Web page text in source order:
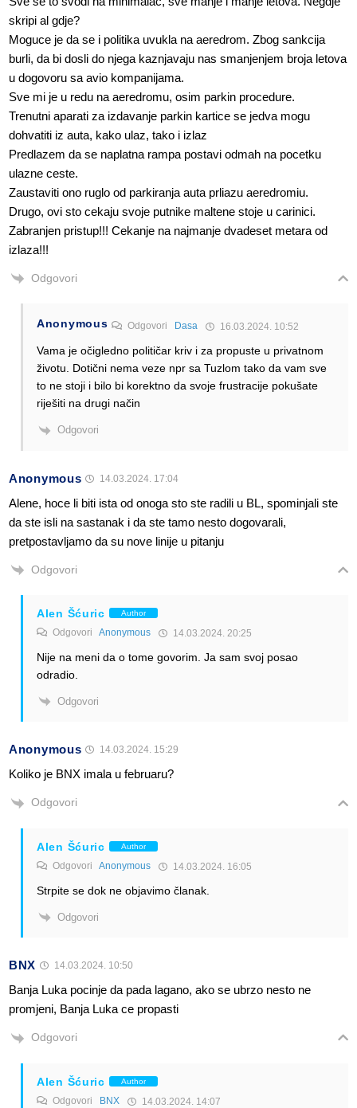
skripi al gdje?
Moguce je da se i politika uvukla na aeredrom. Zbog sankcija
burli, da bi dosli do njega kaznjavaju nas smanjenjem broja letova
u dogovoru sa avio kompanijama.
Sve mi je u redu na aeredromu, osim parkin procedure.
Trenutni aparati za izdavanje parkin kartice se jedva mogu
dohvatiti iz auta, kako ulaz, tako i izlaz
Predlazem da se naplatna rampa postavi odmah na pocetku
ulazne ceste.
Zaustaviti ono ruglo od parkiranja auta prliazu aeredromiu.
Drugo, ovi sto cekaju svoje putnike maltene stoje u carinici.
Zabranjen pristup!!! Cekanje na najmanje dvadeset metara od
izlaza!!!
Odgovori
Anonymous Odgovori Dasa 16.03.2024. 10:52
Vama je očigledno političar kriv i za propuste u privatnom
životu. Dotični nema veze npr sa Tuzlom tako da vam sve
to ne stoji i bilo bi korektno da svoje frustracije pokušate
riješiti na drugi način
Odgovori
Anonymous 14.03.2024. 17:04
Alene, hoce li biti ista od onoga sto ste radili u BL, spominjali ste
da ste isli na sastanak i da ste tamo nesto dogovarali,
pretpostavljamo da su nove linije u pitanju
Odgovori
Alen Šćuric Author
Odgovori Anonymous 14.03.2024. 20:25
Nije na meni da o tome govorim. Ja sam svoj posao
odradio.
Odgovori
Anonymous 14.03.2024. 15:29
Koliko je BNX imala u februaru?
Odgovori
Alen Šćuric Author
Odgovori Anonymous 14.03.2024. 16:05
Strpite se dok ne objavimo članak.
Odgovori
BNX 14.03.2024. 10:50
Banja Luka pocinje da pada lagano, ako se ubrzo nesto ne
promjeni, Banja Luka ce propasti
Odgovori
Alen Šćuric Author
Odgovori BNX 14.03.2024. 14:07